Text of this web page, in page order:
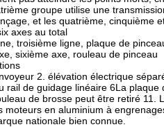
groupe utilise une
et les quatrième, cinquième
axes au total
troisième ligne, plaque de
sixième axe, rouleau de pinceau
2. élévation électrique
rail de guidage linéaire 6La
de brosse peut être retiré 11.
moteurs en aluminium à
nationale bien connue.